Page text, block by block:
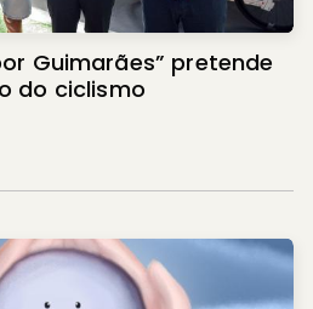
Guimarães” pretende
do ciclismo